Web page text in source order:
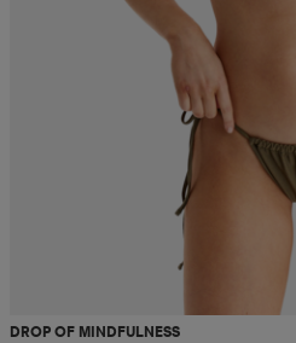
DROP OF MINDFULNESS